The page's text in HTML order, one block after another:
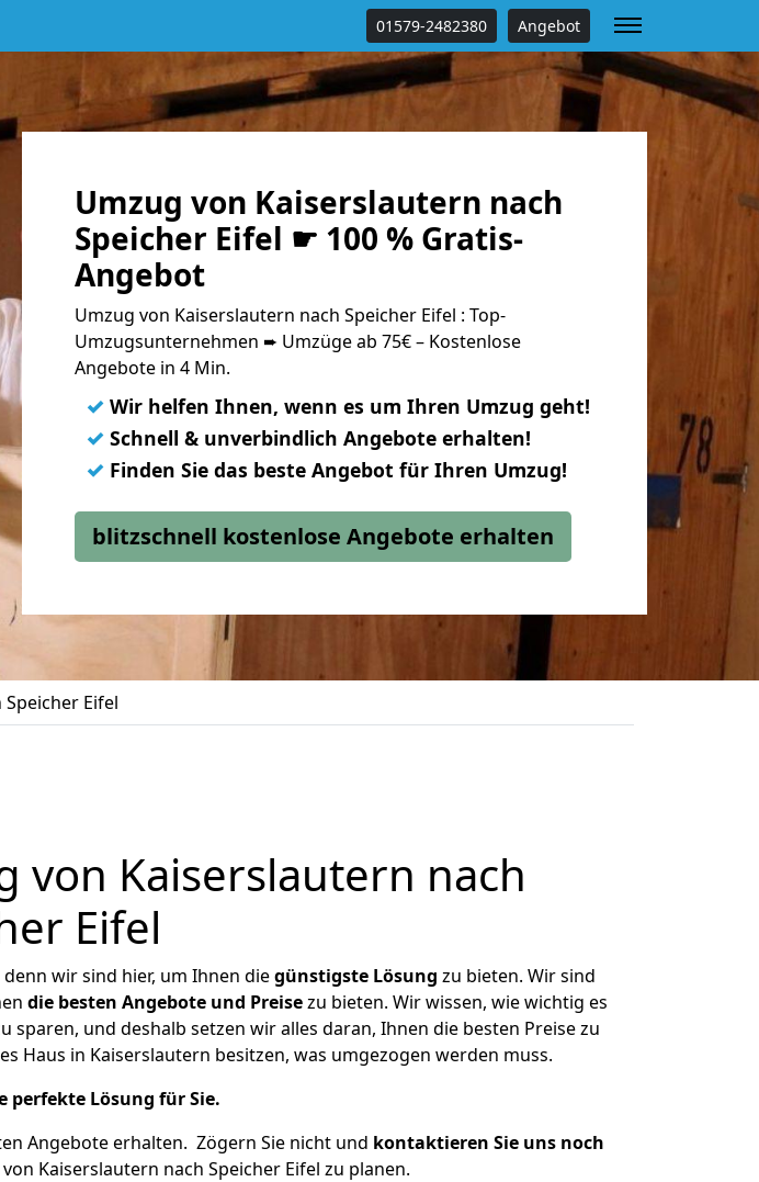
01579-2482380 Angebot
Umzug von Kaiserslautern nach
Speicher Eifel ☛ 100 % Gratis-
Angebot
Umzug von Kaiserslautern nach Speicher Eifel : Top-
Umzugsunternehmen ➨ Umzüge ab 75€ – Kostenlose
Angebote in 4 Min.
✓ Wir helfen Ihnen, wenn es um Ihren Umzug geht!
✓ Schnell & unverbindlich Angebote erhalten!
✓ Finden Sie das beste Angebot für Ihren Umzug!
blitzschnell kostenlose Angebote erhalten
Eifel
von Kaiserslautern nach
Eifel
wir sind hier, um Ihnen diegünstigste Lösung zu bieten. Wir sind
die besten Angebote und Preisezu bieten. Wir wissen, wie wichtig es
und deshalb setzen wir alles daran, Ihnen die besten Preise zu
Haus in Kaiserslautern besitzen, was umgezogen werden muss.
perfekte Lösung für Sie.
Angebote erhalten. Zögern Sie nicht und kontaktieren Sie uns noch
Kaiserslautern nach Speicher Eifel zu planen.